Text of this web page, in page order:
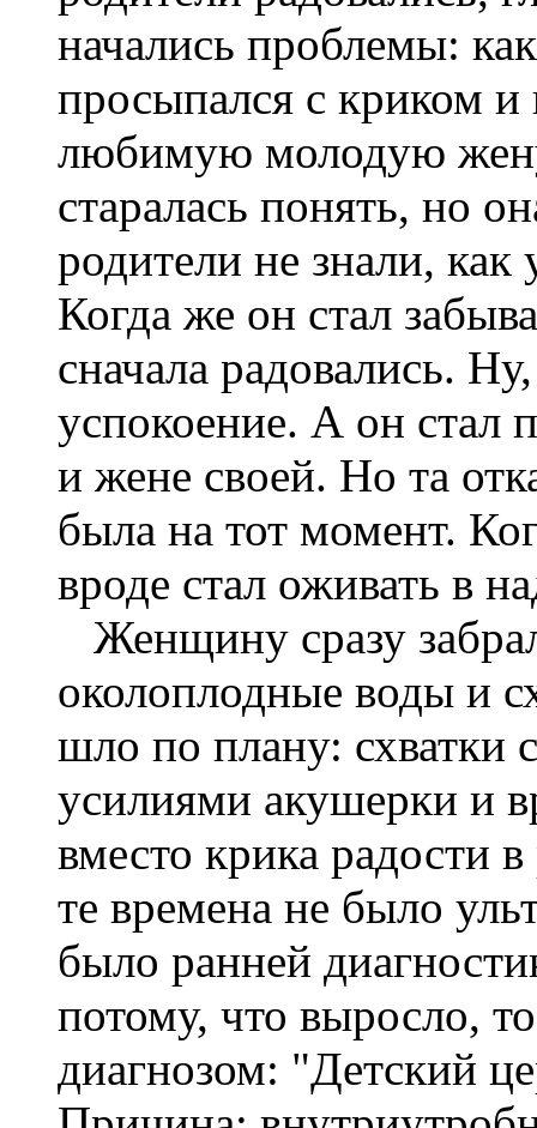
начались проблемы:
просыпался с криком
любимую молодую
старалась понять, но
родители не знали,
Когда же он стал
сначала радовались.
успокоение. А он стал
и жене своей. Но та
была на тот момент.
вроде стал оживать в
Женщину сразу
околоплодные воды и
шло по плану: схватки
усилиями акушерки и
вместо крика радости
те времена не было
было ранней
потому, что выросло,
диагнозом: "Детский